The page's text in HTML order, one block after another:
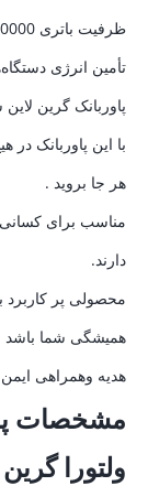
تأمین انرژی
پاوربانک گرین
با این پاوربانک
هر جا بروید .
مناسب برای کسانی
دارند.
محصولی پر کاربرد
همیشگی شما باشد
هدیه وهمراهی ایمن
ولتورا گرین